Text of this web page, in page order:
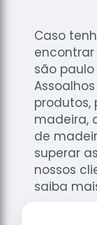
Caso
são paulo
produtos,
madeira,
de
superar
nossos
saiba